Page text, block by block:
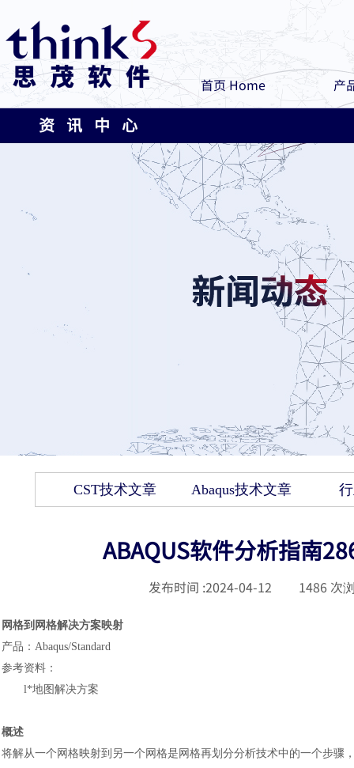
首页 Home 产
资 讯 中 心
CST技术文章 Abaqus技术文章
ABAQUS软件分析指南
发布时间 :2024-04-12 1486 次
网格到网格解决方案映射
产品 ： Abaqus/Standard
参考资料 ：
l*地图解决方案
概述
将解从一个网格映射到另一个网格是网格再划分分析技术中的一个步